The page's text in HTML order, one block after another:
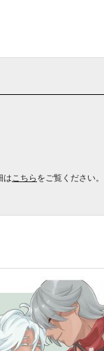
は こちらをご覧ください。